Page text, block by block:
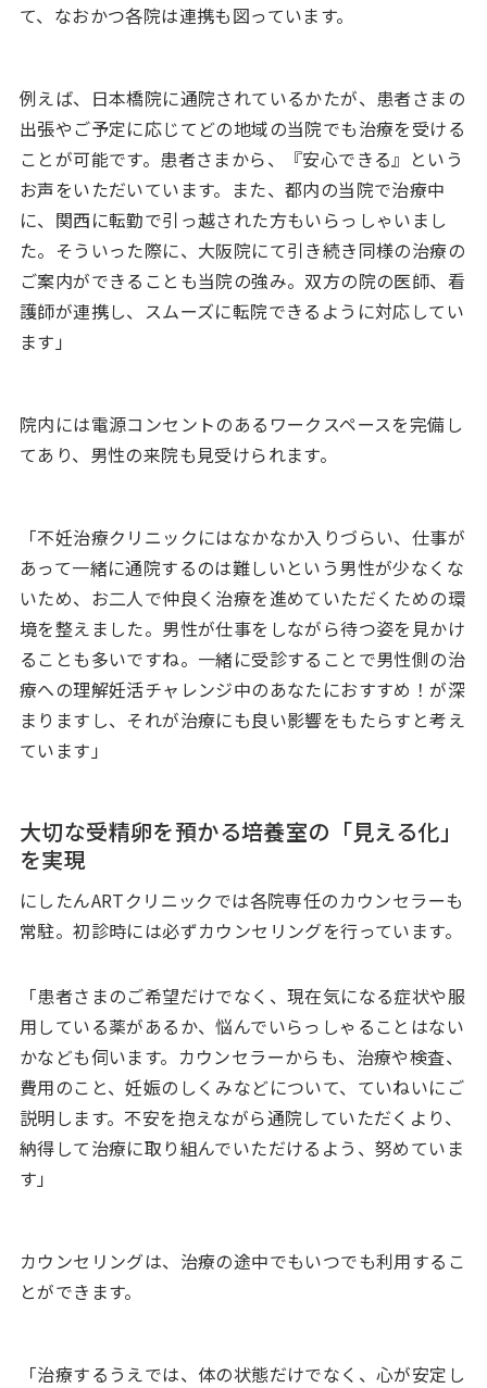
て、なおかつ各院は連携も図っています。
例えば、日本橋院に通院されているかたが、患者さまの
出張やご予定に応じてどの地域の当院でも治療を受ける
ことが可能です。患者さまから、『安心できる』という
お声をいただいています。また、都内の当院で治療中
に、関西に転勤で引っ越された方もいらっしゃいまし
た。そういった際に、大阪院にて引き続き同様の治療の
ご案内ができることも当院の強み。双方の院の医師、看
護師が連携し、スムーズに転院できるように対応してい
ます」
院内には電源コンセントのあるワークスペースを完備し
てあり、男性の来院も見受けられます。
「不妊治療クリニックにはなかなか入りづらい、仕事が
あって一緒に通院するのは難しいという男性が少なくな
いため、お二人で仲良く治療を進めていただくための環
境を整えました。男性が仕事をしながら待つ姿を見かけ
ることも多いですね。一緒に受診することで男性側の治
療への理解妊活チャレンジ中のあなたにおすすめ！が深
まりますし、それが治療にも良い影響をもたらすと考え
ています」
大切な受精卵を預かる培養室の「見える化」
を実現
にしたんARTクリニックでは各院専任のカウンセラーも
常駐。初診時には必ずカウンセリングを行っています。
「患者さまのご希望だけでなく、現在気になる症状や服
用している薬があるか、悩んでいらっしゃることはない
かなども伺います。カウンセラーからも、治療や検査、
費用のこと、妊娠のしくみなどについて、ていねいにご
説明します。不安を抱えながら通院していただくより、
納得して治療に取り組んでいただけるよう、努めていま
す」
カウンセリングは、治療の途中でもいつでも利用するこ
とができます。
「治療するうえでは、体の状態だけでなく、心が安定し